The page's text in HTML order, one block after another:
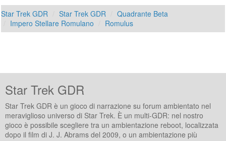
Star Trek GDR Star Trek GDR
Quadrante Beta
Impero Stellare Romulano
Romulus
Star Trek GDR
Star Trek GDR è un gioco di narrazione su forum ambientato nel
meraviglioso universo di Star Trek. È un multi-GDR: nel nostro
gioco è possibile scegliere tra un ambientazione reboot, localizzata
dopo il film di J. J. Abrams del 2009, o un ambientazione più